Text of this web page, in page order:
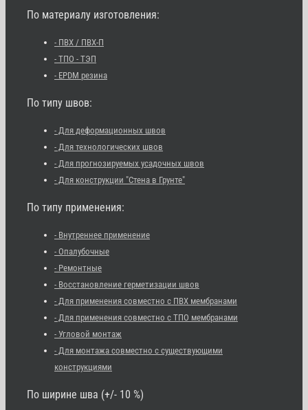
По материалу изготовления:
- ПВХ / ПВХ-П
- ТПО - ТЭП
- EPDM резина
По типу швов:
- Для деформационных швов
- Для технологических швов
- Для прогнозируемых усадочных швов
- Для конструкции "Стена в Грунте"
По типу применения:
- Внутреннее применение
- Опалубочные
- Ремонтные
- Восстановление герметизации швов
- Для применения совместно с ПВХ мембранами
- Для применения совместно с ТПО мембранами
- Угловой монтаж
- Для монтажа совместно с существующими
конструкциями
По ширине шва (+/- 10 %)